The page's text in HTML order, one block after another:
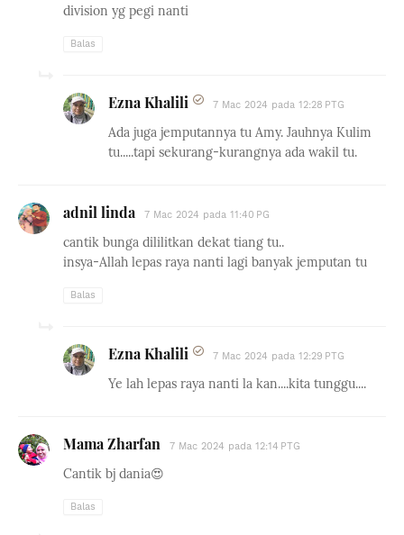
division yg pegi nanti
Balas
Ezna Khalili 7 Mac 2024 pada 12:28 PTG
Ada juga jemputannya tu Amy. Jauhnya Kulim
tu.....tapi sekurang-kurangnya ada wakil tu.
adnil linda 7 Mac 2024 pada 11:40 PG
cantik bunga dililitkan dekat tiang tu..
insya-Allah lepas raya nanti lagi banyak jemputan tu
Balas
Ezna Khalili 7 Mac 2024 pada 12:29 PTG
Ye lah lepas raya nanti la kan....kita tunggu....
Mama Zharfan 7 Mac 2024 pada 12:14 PTG
Cantik bj dania😍
Balas